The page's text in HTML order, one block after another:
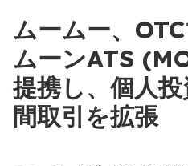
ムームー、
ムーンATS
提携し、個人
間取引を拡張